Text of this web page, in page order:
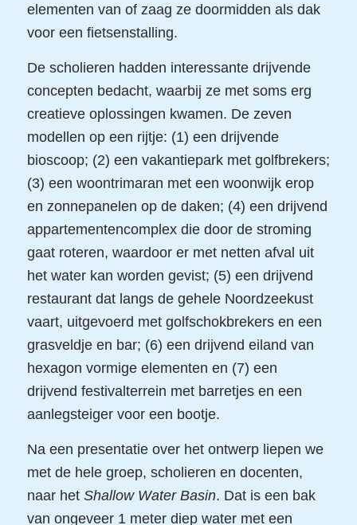
elementen van of zaag ze doormidden als dak
voor een fietsenstalling.
De scholieren hadden interessante drijvende
concepten bedacht, waarbij ze met soms erg
creatieve oplossingen kwamen. De zeven
modellen op een rijtje: (1) een drijvende
bioscoop; (2) een vakantiepark met golfbrekers;
(3) een woontrimaran met een woonwijk erop
en zonnepanelen op de daken; (4) een drijvend
appartementencomplex die door de stroming
gaat roteren, waardoor er met netten afval uit
het water kan worden gevist; (5) een drijvend
restaurant dat langs de gehele Noordzeekust
vaart, uitgevoerd met golfschokbrekers en een
grasveldje en bar; (6) een drijvend eiland van
hexagon vormige elementen en (7) een
drijvend festivalterrein met barretjes en een
aanlegsteiger voor een bootje.
Na een presentatie over het ontwerp liepen we
met de hele groep, scholieren en docenten,
naar het Shallow Water Basin. Dat is een bak
van ongeveer 1 meter diep water met een